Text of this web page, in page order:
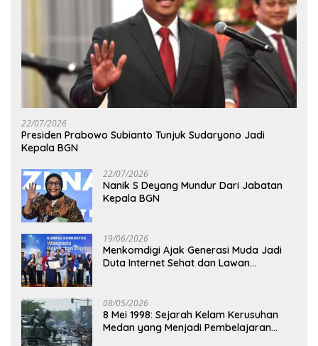
22/07/2026
Presiden Prabowo Subianto Tunjuk Sudaryono Jadi
Kepala BGN
22/07/2026
Nanik S Deyang Mundur Dari Jabatan
Kepala BGN
19/06/2026
Menkomdigi Ajak Generasi Muda Jadi
Duta Internet Sehat dan Lawan
08/05/2026
8 Mei 1998: Sejarah Kelam Kerusuhan
Medan yang Menjadi Pembelajaran